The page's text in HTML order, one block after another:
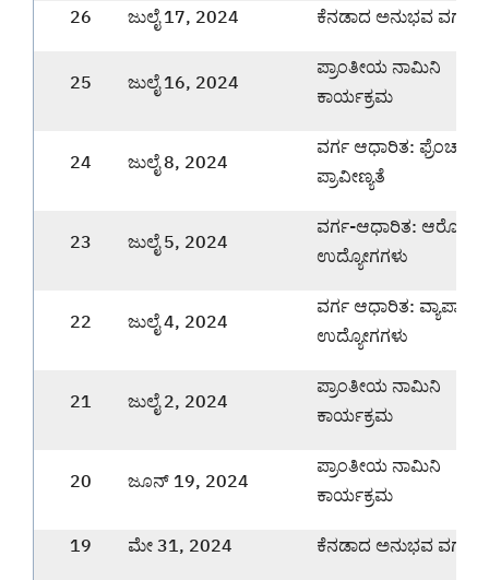
26 ಜುಲೈ 17, 2024 ಕೆನಡಾದ ಅನುಭವ ವರ್ಗ
25 ಜುಲೈ 16, 2024
ಪ್ರಾಂತೀಯ ನಾಮಿನಿ
ಕಾರ್ಯಕ್ರಮ
24 ಜುಲೈ 8, 2024
ವರ್ಗ ಆಧಾರಿತ: ಫ್ರೆಂಚ್
ಪ್ರಾವೀಣ್ಯತೆ
23 ಜುಲೈ 5, 2024
ವರ್ಗ-ಆಧಾರಿತ: ಆರೋಗ್ಯ
ಉದ್ಯೋಗಗಳು
22 ಜುಲೈ 4, 2024
ವರ್ಗ ಆಧಾರಿತ: ವ್ಯಾಪಾರ
ಉದ್ಯೋಗಗಳು
21 ಜುಲೈ 2, 2024
ಪ್ರಾಂತೀಯ ನಾಮಿನಿ
ಕಾರ್ಯಕ್ರಮ
20 ಜೂನ್ 19, 2024
ಪ್ರಾಂತೀಯ ನಾಮಿನಿ
ಕಾರ್ಯಕ್ರಮ
19 ಮೇ 31, 2024 ಕೆನಡಾದ ಅನುಭವ ವರ್ಗ